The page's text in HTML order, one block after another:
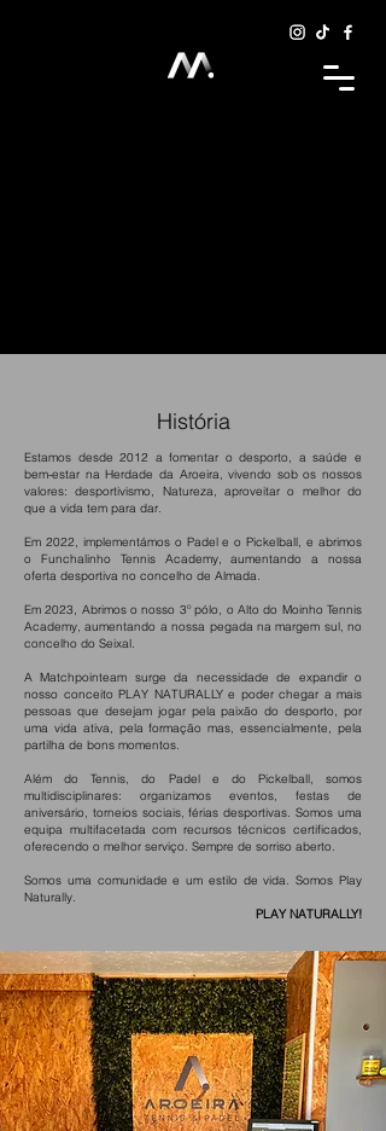
História
Estamos desde 2012 a fomentar o desporto, a saúde e
bem-estar na Herdade da Aroeira, vivendo sob os nossos
valores: desportivismo, Natureza, aproveitar o melhor do
que a vida tem para dar.
Em 2022, implementámos o Padel e o Pickelball, e abrimos
o Funchalinho Tennis Academy, aumentando a nossa
oferta desportiva no concelho de Almada.
Em 2023, Abrimos o nosso 3º pólo, o Alto do Moinho Tennis
Academy, aumentando a nossa pegada na margem sul, no
concelho do Seixal.
A Matchpointeam surge da necessidade de expandir o
nosso conceito PLAY NATURALLY e poder chegar a mais
pessoas que desejam jogar pela paixão do desporto, por
uma vida ativa, pela formação mas, essencialmente, pela
partilha de bons momentos.
Além do Tennis, do Padel e do Pickelball, somos
multidisciplinares: organizamos eventos, festas de
aniversário, torneios sociais, férias desportivas. Somos uma
equipa multifacetada com recursos técnicos certificados,
oferecendo o melhor serviço. Sempre de sorriso aberto.
Somos uma comunidade e um estilo de vida. Somos Play
Naturally.
PLAY NATURALLY!